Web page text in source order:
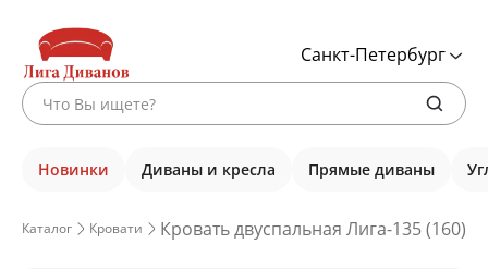
Санкт-Петербург
Новинки Диваны и кресла Прямые диваны
Каталог Кровати Кровать двуспальная Лига-135 (160),